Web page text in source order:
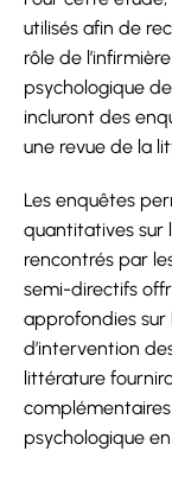
utilisés afin de
rôle de
psychologique
incluront des
une revue de la
Les enquêtes
quantitatives sur
rencontrés par
semi-directifs
approfondies sur
d’intervention
littérature
psychologique